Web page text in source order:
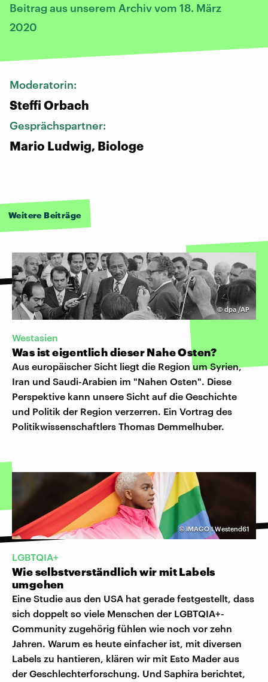
Beitrag aus unserem Archiv vom 18. März
2020
Moderatorin:
Steffi Orbach
Gesprächspartner:
Mario Ludwig, Biologe
Weitere Beiträge
©dpa /AP
Westasien
Was ist eigentlich dieser Nahe Osten?
Aus europäischer Sicht liegt die Region um Syrien,
Iran und Saudi-Arabien im "Nahen Osten". Diese
Perspektive kann unsere Sicht auf die Geschichte
und Politik der Region verzerren. Ein Vortrag des
Politikwissenschaftlers Thomas Demmelhuber.
© IMAGO I Westend61
LGBTQIA+
Wie selbstverständlich wir mit Labels
umgehen
Eine Studie aus den USA hat gerade festgestellt, dass
sich doppelt so viele Menschen der LGBTQIA+-
Community zugehörig fühlen wie noch vor zehn
Jahren. Warum es heute einfacher ist, mit diversen
Labels zu hantieren, klären wir mit Esto Mader aus
der Geschlechterforschung. Und Saphira berichtet,